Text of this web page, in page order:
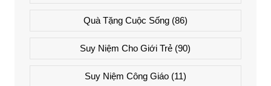
Quà Tặng Cuộc Sống(86)
Suy Niệm Cho Giới Trẻ (90)
Suy Niệm Công Giáo(11)